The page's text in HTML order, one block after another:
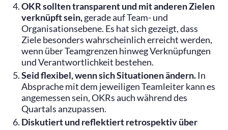
OKR sollten transparent und mit anderen Zielen
verknüpft sein,gerade auf Team- und
Organisationsebene. Es hat sich gezeigt, dass
Ziele besonders wahrscheinlich erreicht werden,
wenn über Teamgrenzen hinweg Verknüpfungen
und Verantwortlichkeit bestehen.
Seid flexibel, wenn sich Situationen ändern.In
Absprache mit dem jeweiligen Teamleiter kann es
angemessen sein, OKRs auch während des
Quartals anzupassen.
Diskutiert und reflektiert retrospektiv über